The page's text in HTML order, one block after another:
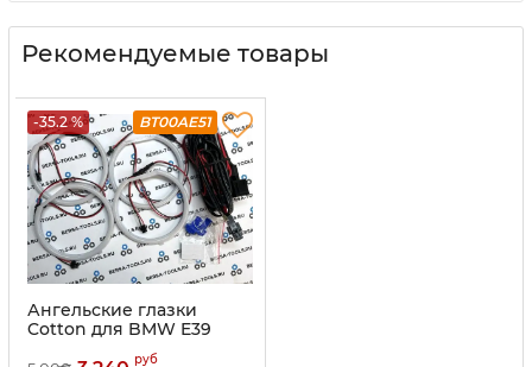
Рекомендуемые товары
-35.2 % BT00AE51
Ангельские глазки
Cotton для BMW E39
(фары рестайлинг)
руб